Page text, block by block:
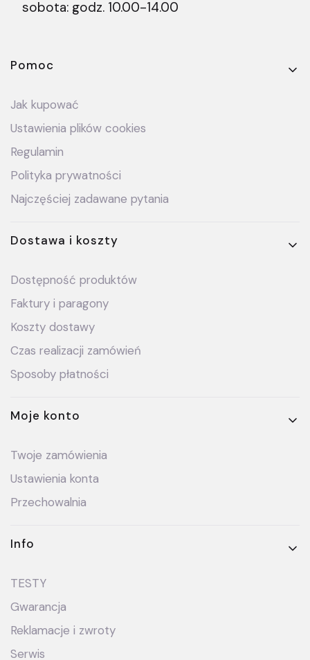
sobota: godz. 10.00-14.00
Linki w stopce
Pomoc
Jak kupować
Ustawienia plików cookies
Regulamin
Polityka prywatności
Najczęściej zadawane pytania
Dostawa i koszty
Dostępność produktów
Faktury i paragony
Koszty dostawy
Czas realizacji zamówień
Sposoby płatności
Moje konto
Twoje zamówienia
Ustawienia konta
Przechowalnia
Info
TESTY
Gwarancja
Reklamacje i zwroty
Serwis